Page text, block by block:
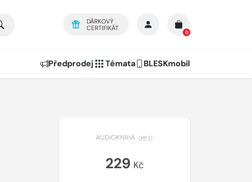
DÁRKOVÝ
CERTIFIKÁT
0
Předprodej Témata BLESKmobil
AUDIOKNIHA (MP3)
229 Kč